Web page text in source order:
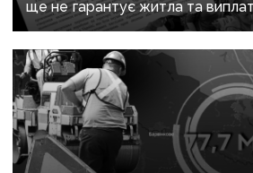
ще не гарантує житла та виплат